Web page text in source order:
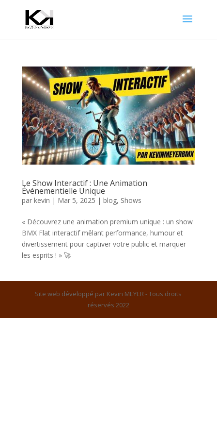
Le Show Interactif : Une Animation
Événementielle Unique
par kevin | Mar 5, 2025 | blog, Shows
« Découvrez une animation premium unique : un show
BMX Flat interactif mêlant performance, humour et
divertissement pour captiver votre public et marquer
les esprits ! » 🚀
Site web développé par Kevin MEYER - Tous droits
réservés 2022